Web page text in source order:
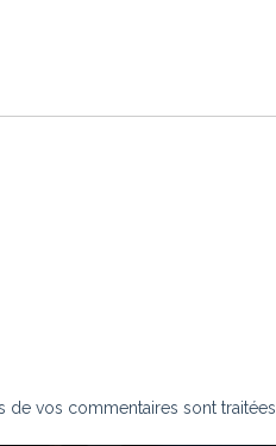
de vos commentaires sont traitées